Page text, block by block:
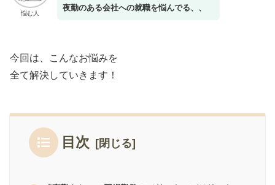
悩む人
夜勤のある会社への就職を悩んでる、、
今回は、こんなお悩みを
全て解決していきます！
目次